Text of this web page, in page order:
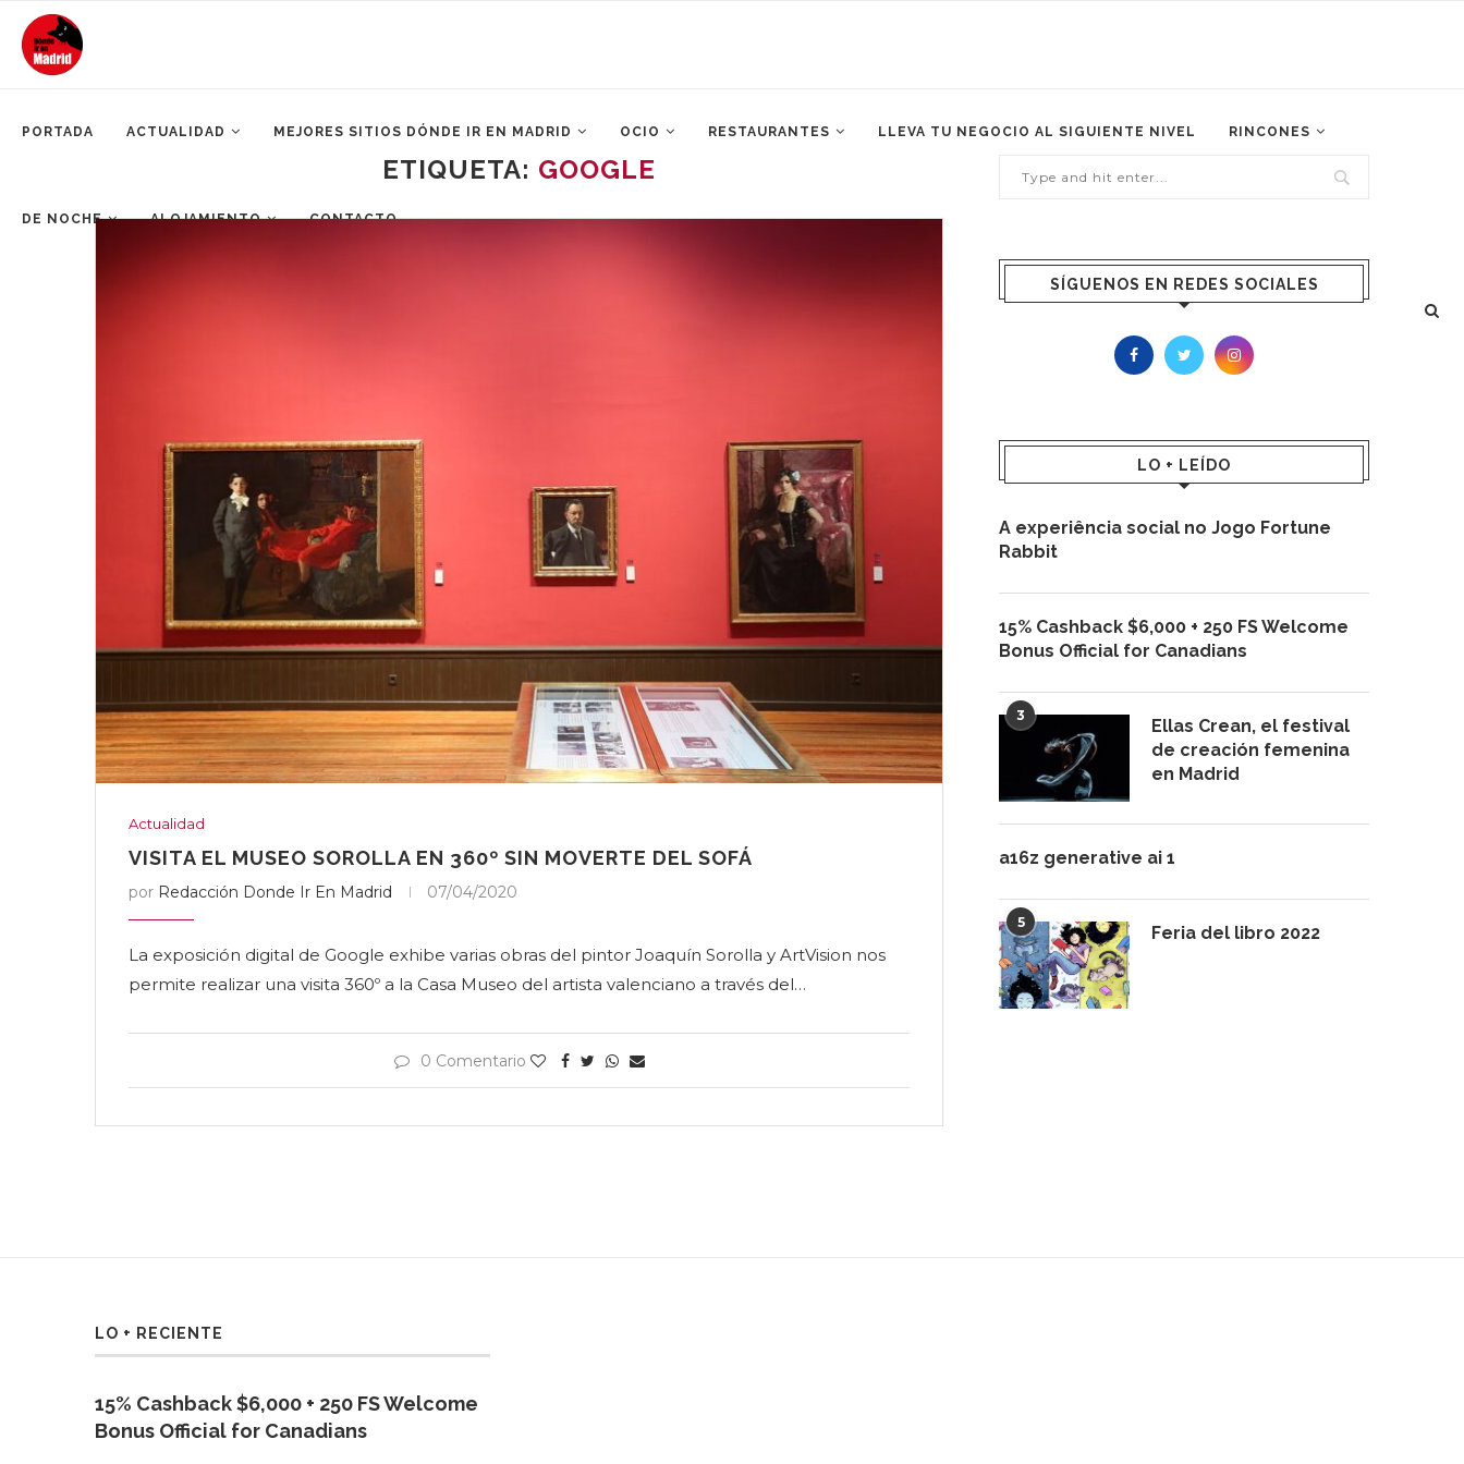
PORTADA ACTUALIDAD MEJORES SITIOS DÓNDE IR EN MADRID OCIO RESTAURANTES LLEVA TU NEGOCIO AL SIGUIENTE NIVEL RINCONES
DE NOCHE ALOJAMIENTO CONTACTO
ETIQUETA: GOOGLE
Actualidad
VISITA EL MUSEO SOROLLA EN 360º SIN MOVERTE DEL SOFÁ
por Redacción Donde Ir En Madrid 07/04/2020
La exposición digital de Google exhibe varias obras del pintor Joaquín Sorolla y ArtVision nos
permite realizar una visita 360º a la Casa Museo del artista valenciano a través del…
0 Comentario
SÍGUENOS EN REDES SOCIALES
LO + LEÍDO
A experiência social no Jogo Fortune
Rabbit
15% Cashback $6,000 + 250 FS Welcome
Bonus Official for Canadians
3
Ellas Crean, el festival
de creación femenina
en Madrid
a16z generative ai 1
5
Feria del libro 2022
LO + RECIENTE
15% Cashback $6,000 + 250 FS Welcome
Bonus Official for Canadians